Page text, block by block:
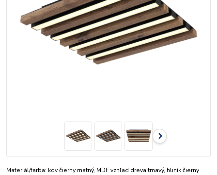
Materiál/farba: kov čierny matný, MDF vzhľad dreva tmavý, hliník čierny